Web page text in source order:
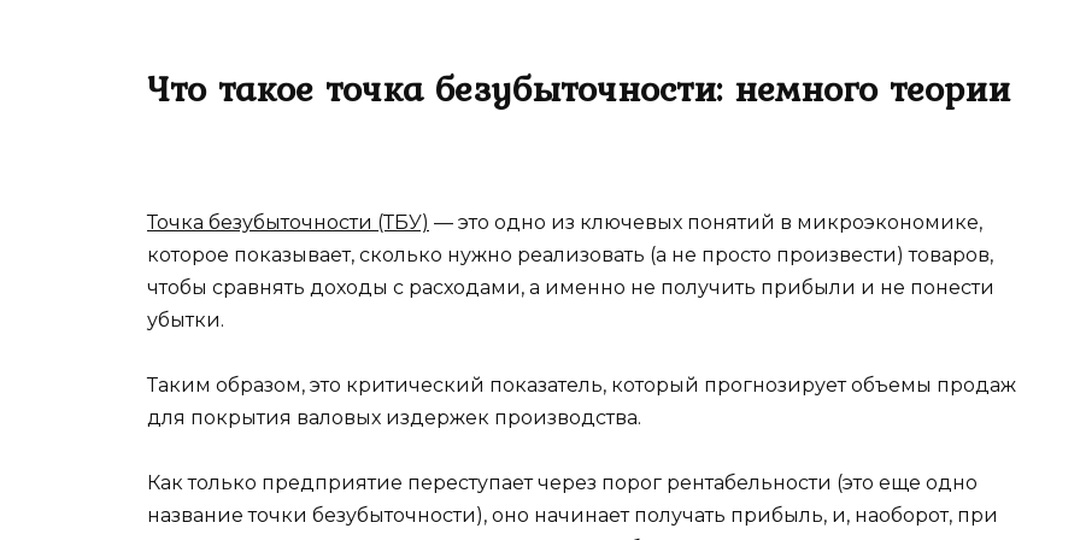
Что такое точка безубыточности: немного теории
Точка безубыточности (ТБУ) — это одно из ключевых понятий в микроэкономике,
которое показывает, сколько нужно реализовать (а не просто произвести) товаров,
чтобы сравнять доходы с расходами, а именно не получить прибыли и не понести
убытки.
Таким образом, это критический показатель, который прогнозирует объемы продаж
для покрытия валовых издержек производства.
Как только предприятие переступает через порог рентабельности (это еще одно
название точки безубыточности), оно начинает получать прибыль, и, наоборот, при